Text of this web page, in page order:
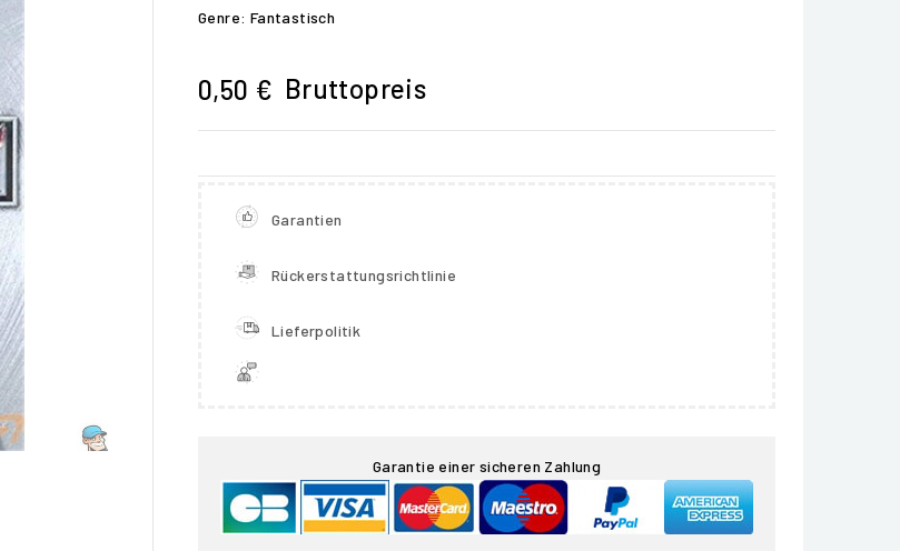

Genre: Fantastisch
0,50 € Bruttopreis
Garantien
Rückerstattungsrichtlinie
Lieferpolitik
Garantie einer sicheren Zahlung